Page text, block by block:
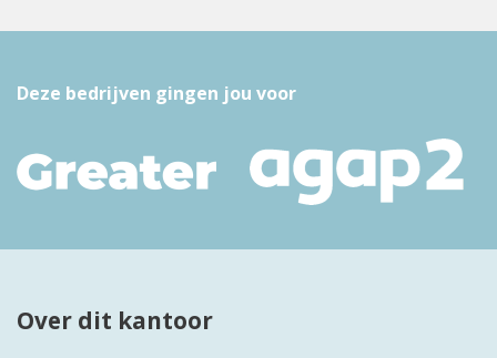
Deze bedrijven gingen jou voor
Over dit kantoor